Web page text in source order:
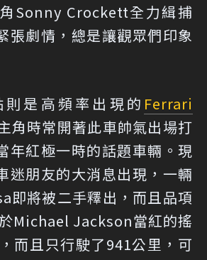
Sonny Crockett全力緝捕
張劇情，總是讓觀眾們印象
是高頻率出現的 Ferrari
角時常開著此車帥氣出場打
年紅極一時的話題車輛。現
迷朋友的大消息出現，一輛
即將被二手釋出，而且品項
Michael Jackson當紅的搖
而且只行駛了941公里，可